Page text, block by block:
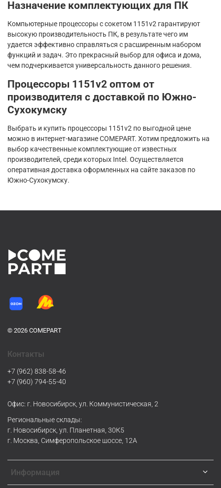
Назначение комплектующих для ПК
Компьютерные процессоры с сокетом 1151v2 гарантируют
высокую производительность ПК, в результате чего им
удается эффективно справляться с расширенным набором
функций и задач. Это прекрасный выбор для офиса и дома,
чем подчеркивается универсальность данного решения.
Процессоры 1151v2 оптом от
производителя с доставкой по Южно-
Сухокумску
Выбрать и купить процессоры 1151v2 по выгодной цене
можно в интернет-магазине COMEPART. Хотим предложить на
выбор качественные комплектующие от известных
производителей, среди которых Intel. Осуществляется
оперативная доставка оформленных на сайте заказов по
Южно-Сухокумску.
© 2026 COMEPART
Информация
Контакты
+7 (962) 838-58-46
+7 (960) 794-55-40
Офис: г. Новосибирск, ул. Коммунистическая, 2
Региональные склады:
г. Новосибирск, ул. Планетная, 30К5
г. Москва, Симферопольское шоссе, 12А